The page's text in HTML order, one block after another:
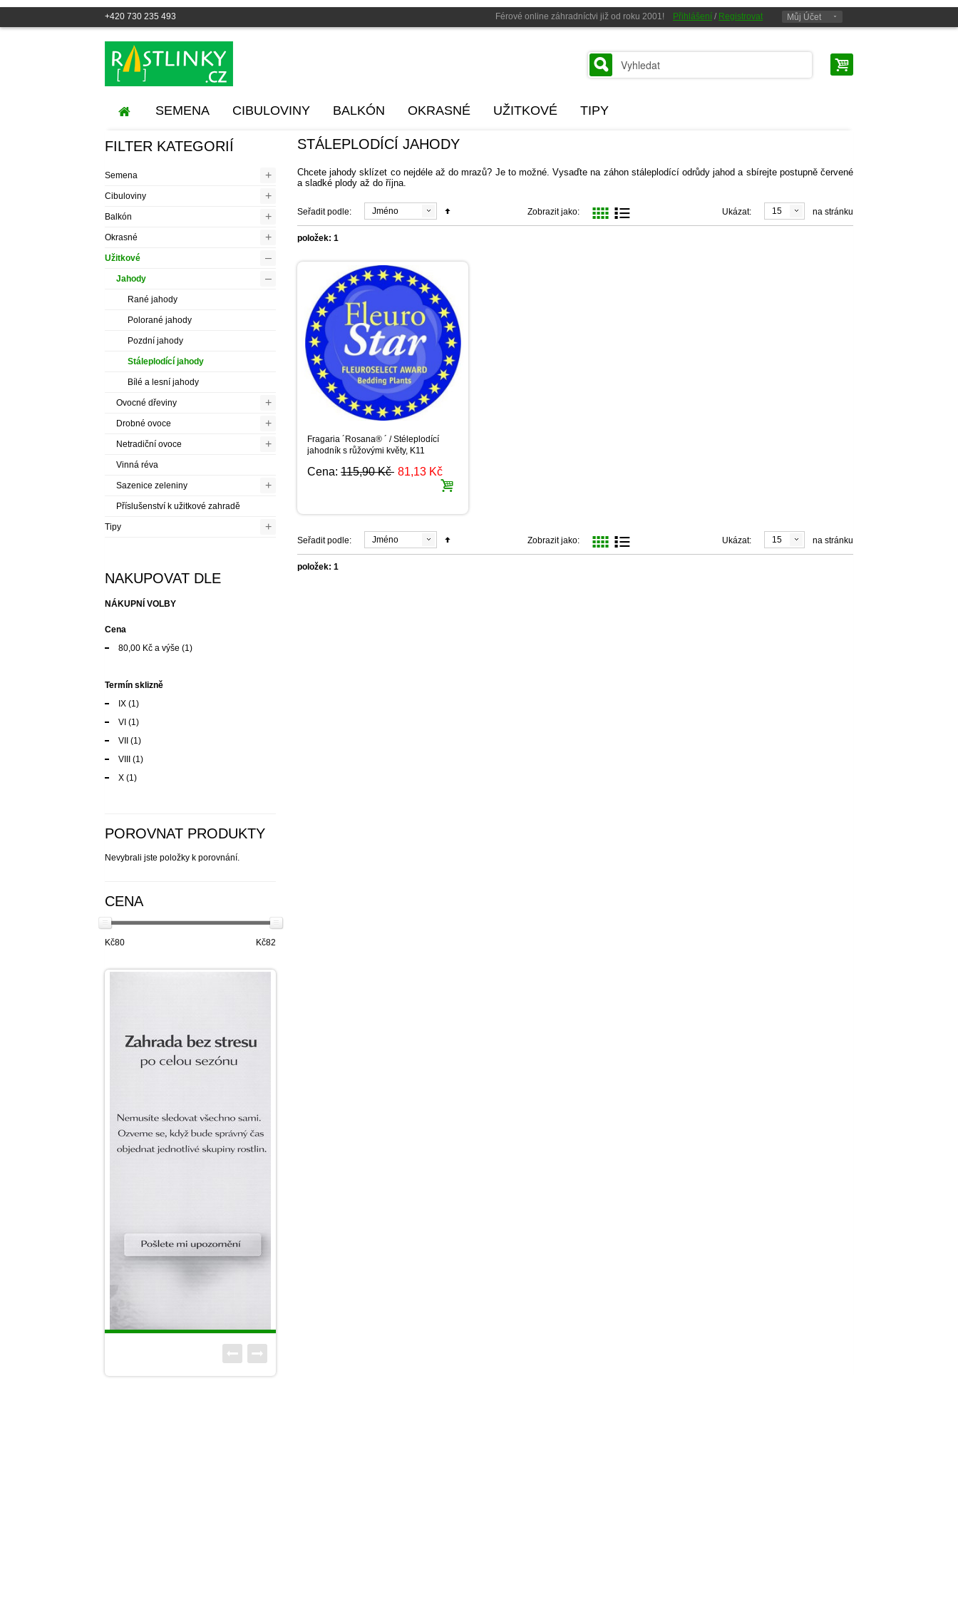
+420 730 235 493 Férové online záhradníctvi již od roku 2001! Přihlášení / Registrovat Můj Účet
SEMENA CIBULOVINY BALKÓN OKRASNÉ UŽITKOVÉ TIPY
STÁLEPLODÍCÍ JAHODY
Chcete jahody sklízet co nejdéle až do mrazů? Je to možné. Vysaďte na záhon stáleplodící odrůdy jahod a sbírejte postupně červené
a sladké plody až do října.
Seřadit podle: Jméno Zobrazit jako: Ukázat: 15 na stránku
položek: 1
Fragaria ´Rosana® ´ / Stéleplodící
jahodník s růžovými květy, K11
Cena: 115,90 Kč 81,13 Kč
Seřadit podle: Jméno Zobrazit jako: Ukázat: 15 na stránku
položek: 1
FILTER KATEGORIÍ
Semena +
Cibuloviny +
Balkón +
Okrasné +
Užitkové –
Jahody –
Rané jahody
Polorané jahody
Pozdní jahody
Stáleplodící jahody
Bílé a lesní jahody
Ovocné dřeviny +
Drobné ovoce +
Netradiční ovoce +
Vinná réva
Sazenice zeleniny +
Příslušenství k užitkové zahradě
Tipy +
NAKUPOVAT DLE
NÁKUPNÍ VOLBY
Cena
80,00 Kč a výše (1)
Termín sklizně
IX (1)
VI (1)
VII
(1)
VIII
(1)
X (1)
POROVNAT PRODUKTY
Nevybrali jste položky k porovnání.
CENA
Kč80 Kč82